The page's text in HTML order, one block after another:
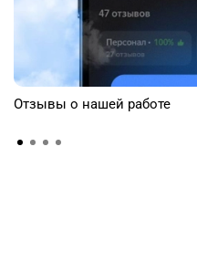
Отзывы о нашей работе